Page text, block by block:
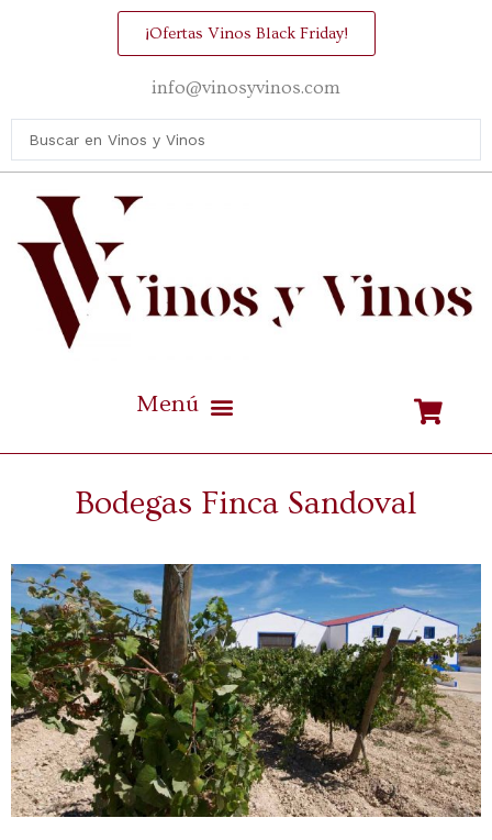
¡Ofertas Vinos Black Friday!
info@vinosyvinos.com
Bodegas Finca Sandoval